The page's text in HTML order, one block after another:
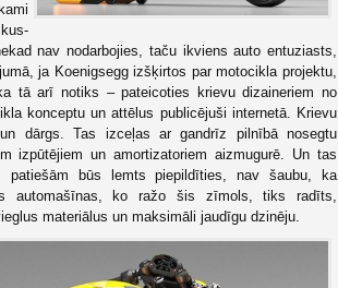
nav nodarbojies, taču ikviens auto entuziasts,
ja Koenigsegg izšķirtos par motocikla projektu,
tā arī notiks – pateicoties krievu dizaineriem no
konceptu un attēlus publicējuši internetā. Krievu
dārgs. Tas izceļas ar gandrīz pilnībā nosegtu
izpūtējiem un amortizatoriem aizmugurē. Un tas
būs lemts piepildīties, nav šaubu, ka
automašīnas, ko ražo šis zīmols, tiks radīts,
materiālus un maksimāli jaudīgu dzinēju.